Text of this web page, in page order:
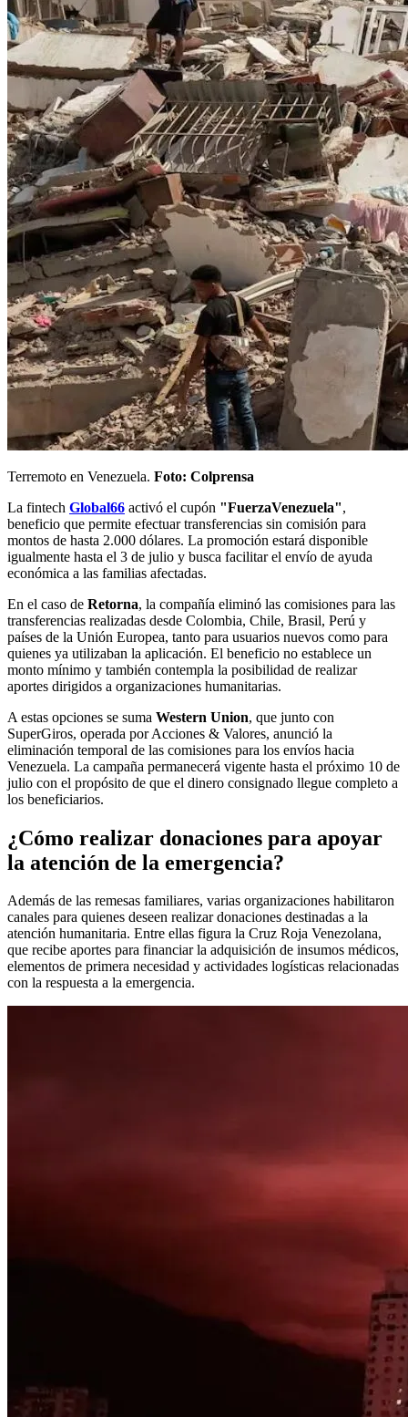
Terremoto en Venezuela. Foto: Colprensa
La fintech Global66 activó el cupón "FuerzaVenezuela",
beneficio que permite efectuar transferencias sin comisión para
montos de hasta 2.000 dólares. La promoción estará disponible
igualmente hasta el 3 de julio y busca facilitar el envío de ayuda
económica a las familias afectadas.
En el caso de Retorna, la compañía eliminó las comisiones para las
transferencias realizadas desde Colombia, Chile, Brasil, Perú y
países de la Unión Europea, tanto para usuarios nuevos como para
quienes ya utilizaban la aplicación. El beneficio no establece un
monto mínimo y también contempla la posibilidad de realizar
aportes dirigidos a organizaciones humanitarias.
A estas opciones se suma Western Union, que junto con
SuperGiros, operada por Acciones & Valores, anunció la
eliminación temporal de las comisiones para los envíos hacia
Venezuela. La campaña permanecerá vigente hasta el próximo 10 de
julio con el propósito de que el dinero consignado llegue completo a
los beneficiarios.
¿Cómo realizar donaciones para apoyar
la atención de la emergencia?
Además de las remesas familiares, varias organizaciones habilitaron
canales para quienes deseen realizar donaciones destinadas a la
atención humanitaria. Entre ellas figura la Cruz Roja Venezolana,
que recibe aportes para financiar la adquisición de insumos médicos,
elementos de primera necesidad y actividades logísticas relacionadas
con la respuesta a la emergencia.